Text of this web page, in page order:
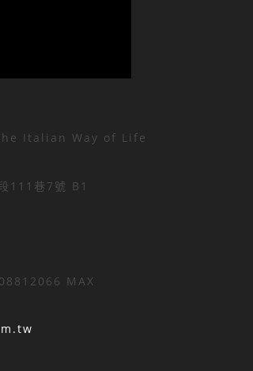
the Italian Way of Life
111巷7號 B1
MAX